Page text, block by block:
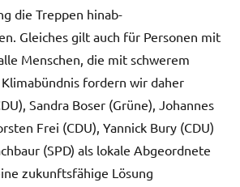
die Treppen hinab-
Gleiches gilt auch für Personen mit
Menschen, die mit schwerem
Klimabündnis fordern wir daher
Sandra Boser (Grüne), Johannes
Frei (CDU), Yannick Bury (CDU)
(SPD) als lokale Abgeordnete
zukunftsfähige Lösung